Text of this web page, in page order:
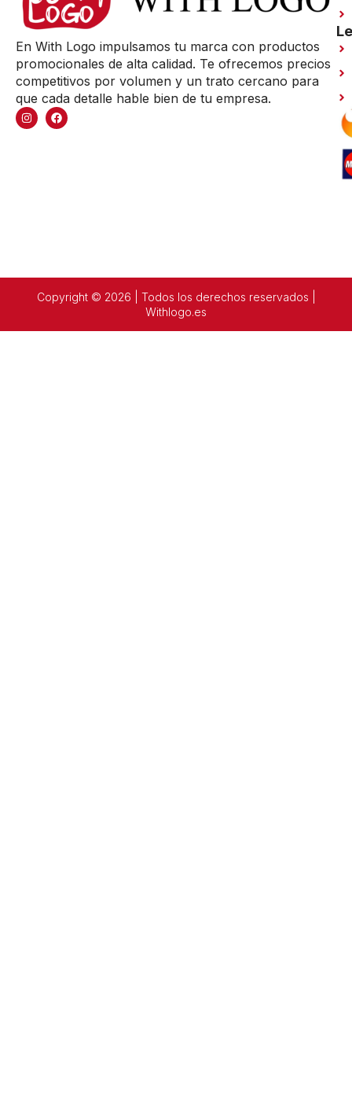
En With Logo impulsamos tu marca con productos
promocionales de alta calidad. Te ofrecemos precios
competitivos por volumen y un trato cercano para
que cada detalle hable bien de tu empresa.
Copyright © 2026 | Todos los derechos reservados |
Withlogo.es